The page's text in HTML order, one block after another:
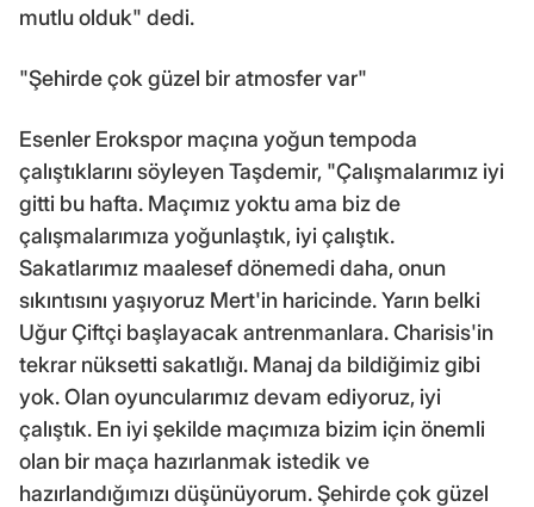
mutlu olduk" dedi.
"Şehirde çok güzel bir atmosfer var"
Esenler Erokspor maçına yoğun tempoda
çalıştıklarını söyleyen Taşdemir, "Çalışmalarımız iyi
gitti bu hafta. Maçımız yoktu ama biz de
çalışmalarımıza yoğunlaştık, iyi çalıştık.
Sakatlarımız maalesef dönemedi daha, onun
sıkıntısını yaşıyoruz Mert'in haricinde. Yarın belki
Uğur Çiftçi başlayacak antrenmanlara. Charisis'in
tekrar nüksetti sakatlığı. Manaj da bildiğimiz gibi
yok. Olan oyuncularımız devam ediyoruz, iyi
çalıştık. En iyi şekilde maçımıza bizim için önemli
olan bir maça hazırlanmak istedik ve
hazırlandığımızı düşünüyorum. Şehirde çok güzel